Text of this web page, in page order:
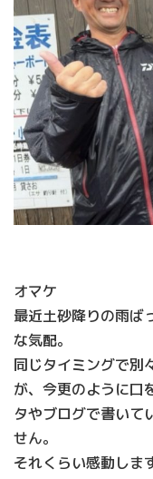
オマケ
最近土砂降りの雨ば
な気配。
同じタイミングで別
が、今更のように口
タやブログで書いて
せん。
それくらい感動しま